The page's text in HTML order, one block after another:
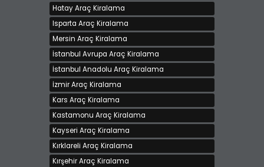
BSE CAR RENTALS KIRALIK PORSCHE PANAMERA
DIESEL 2014
Kiralama bedeli 1000 TL
İstanbul - Avrupa, Avcılar
Hatay Araç Kiralama
Isparta Araç Kiralama
Mersin Araç Kiralama
İstanbul Avrupa Araç Kiralama
İstanbul Anadolu Araç Kiralama
İzmir Araç Kiralama
Kars Araç Kiralama
Kastamonu Araç Kiralama
Kayseri Araç Kiralama
Kırklareli Araç Kiralama
Kırşehir Araç Kiralama